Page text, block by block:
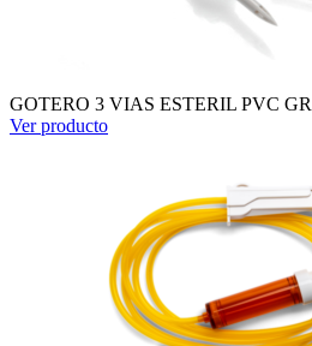
GOTERO 3 VIAS ESTERIL PVC
Ver producto